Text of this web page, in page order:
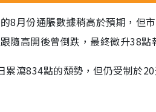
8月份通脹數據稍高於預期，但
隨高開後曾倒跌，最終微升38點
累瀉834點的頹勢，但仍受制於